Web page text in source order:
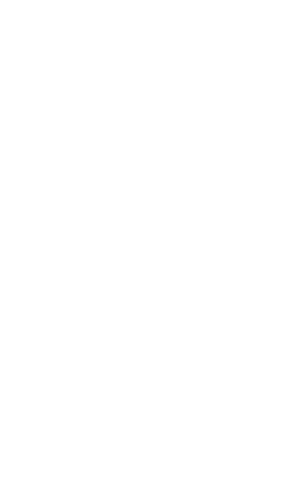
on the webpage is excellent
je moeder riep nog:
ik vond
what does this Paradigm Shift
als je
ik heb